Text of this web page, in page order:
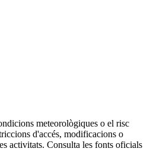
meteorològiques o el risc
d'accés, modificacions o
activitats. Consulta les fonts oficials